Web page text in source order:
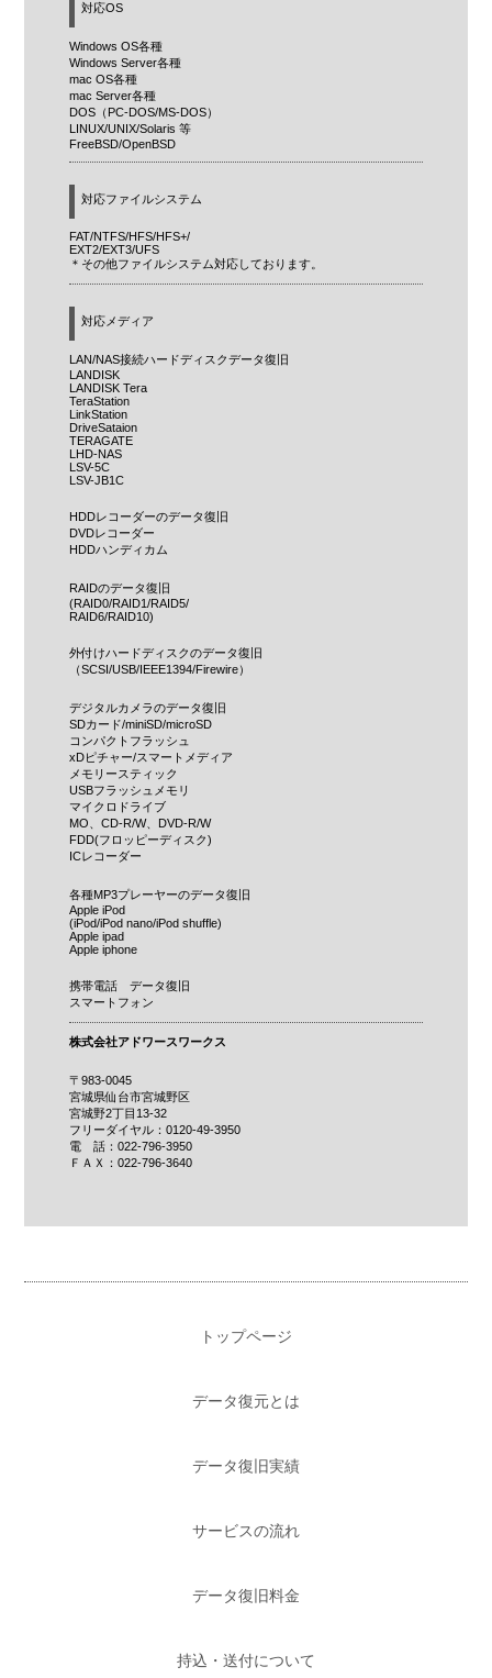
対応OS
Windows OS各種
Windows Server各種
mac OS各種
mac Server各種
DOS（PC-DOS/MS-DOS）
LINUX/UNIX/Solaris 等
FreeBSD/OpenBSD
対応ファイルシステム
FAT/NTFS/HFS/HFS+/
EXT2/EXT3/UFS
＊その他ファイルシステム対応しております。
対応メディア
LAN/NAS接続ハードディスクデータ復旧
LANDISK
LANDISK Tera
TeraStation
LinkStation
DriveSataion
TERAGATE
LHD-NAS
LSV-5C
LSV-JB1C
HDDレコーダーのデータ復旧
DVDレコーダー
HDDハンディカム
RAIDのデータ復旧
(RAID0/RAID1/RAID5/
RAID6/RAID10)
外付けハードディスクのデータ復旧
（SCSI/USB/IEEE1394/Firewire）
デジタルカメラのデータ復旧
SDカード/miniSD/microSD
コンパクトフラッシュ
xDピチャー/スマートメディア
メモリースティック
USBフラッシュメモリ
マイクロドライブ
MO、CD-R/W、DVD-R/W
FDD(フロッピーディスク)
ICレコーダー
各種MP3プレーヤーのデータ復旧
Apple iPod
(iPod/iPod nano/iPod shuffle)
Apple ipad
Apple iphone
携帯電話 データ復旧
スマートフォン
株式会社アドワースワークス
〒983-0045
宮城県仙台市宮城野区
宮城野2丁目13-32
フリーダイヤル：0120-49-3950
電 話：022-796-3950
ＦＡＸ：022-796-3640
トップページ
データ復元とは
データ復旧実績
サービスの流れ
データ復旧料金
持込・送付について